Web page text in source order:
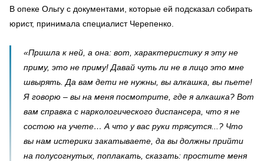
В опеке Ольгу с документами, которые ей подсказал собирать
юрист, принимала специалист Черепенко.
«Пришла к ней, а она: вот, характеристику я эту не
приму, это не приму! Давай чуть ли не в лицо это мне
швырять. Да вам дети не нужны, вы алкашка, вы пьете!
Я говорю – вы на меня посмотрите, где я алкашка? Вот
вам справка с наркологического диспансера, что я не
состою на учете… А что у вас руки трясутся...? Что
вы нам истерики закатываете, да вы должны прийти
на полусогнутых, поплакать, сказать: простите меня